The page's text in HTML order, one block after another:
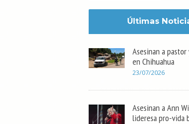
Últimas
Asesinan a pastor
en Chihuahua
23/07/2026
Asesinan a Ann
lideresa pro-vida